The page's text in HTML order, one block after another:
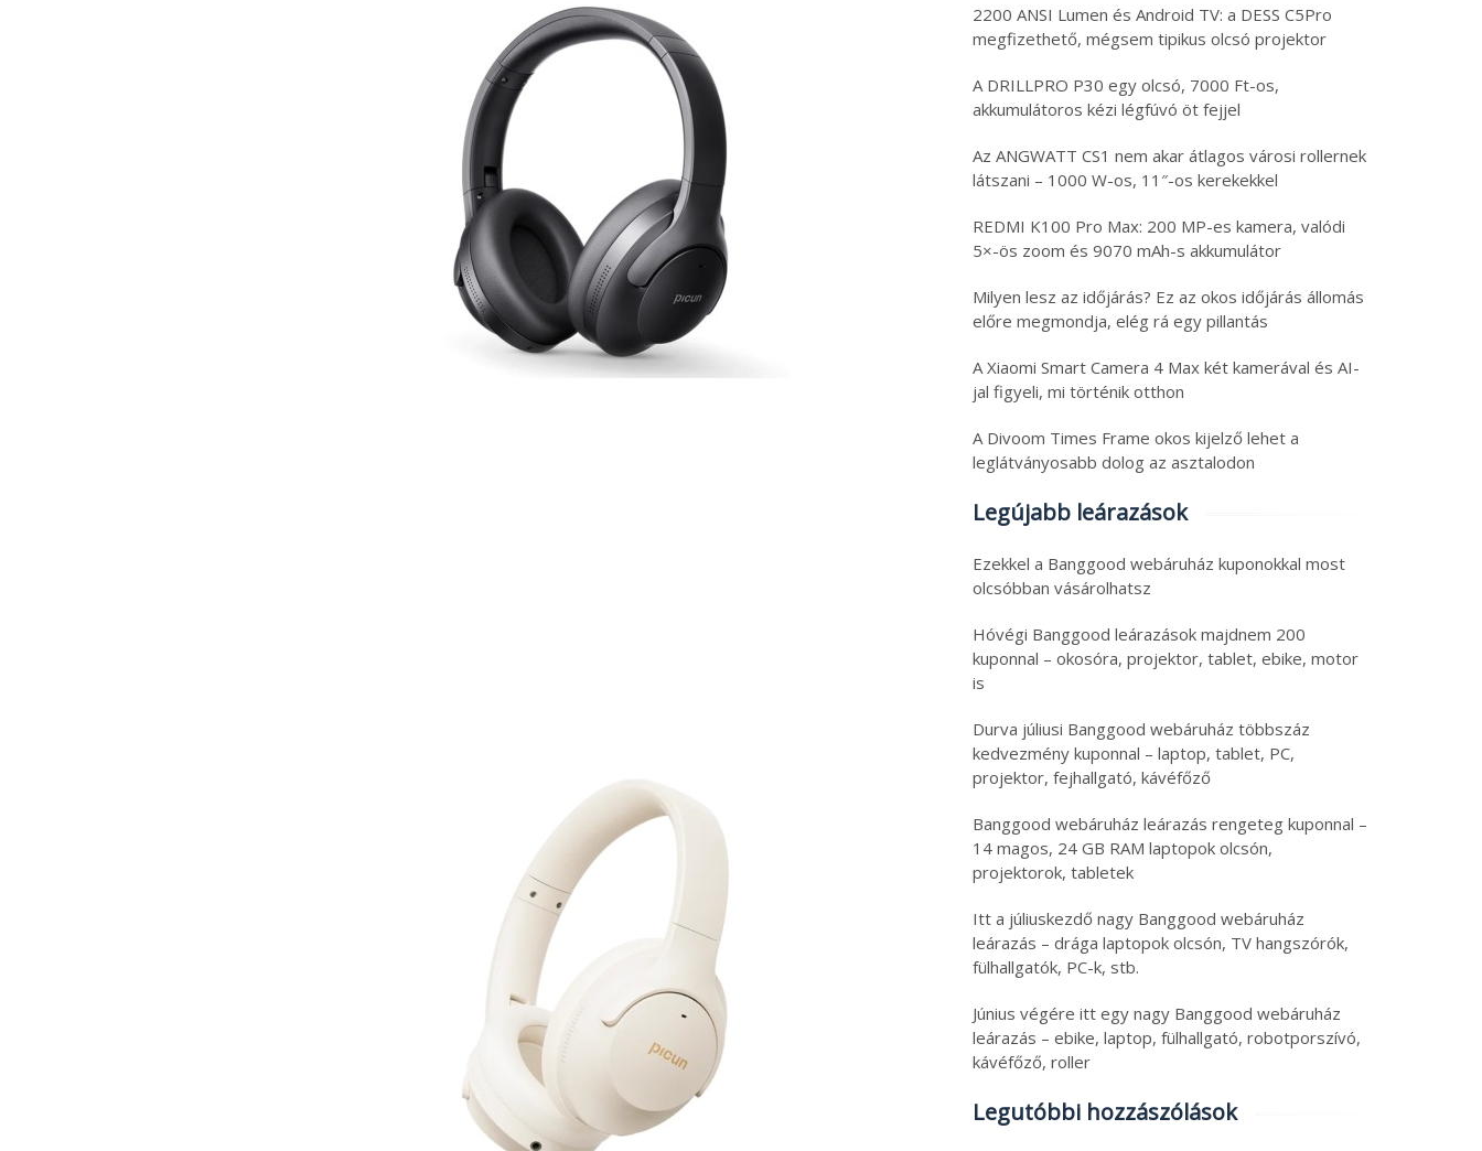
2200 ANSI Lumen és Android TV: a DESS C5Pro
megfizethető, mégsem tipikus olcsó projektor
A DRILLPRO P30 egy olcsó, 7000 Ft-os,
akkumulátoros kézi légfúvó öt fejjel
Az ANGWATT CS1 nem akar átlagos városi rollernek
látszani – 1000 W-os, 11″-os kerekekkel
REDMI K100 Pro Max: 200 MP-es kamera, valódi
5×-ös zoom és 9070 mAh-s akkumulátor
Milyen lesz az időjárás? Ez az okos időjárás állomás
előre megmondja, elég rá egy pillantás
A Xiaomi Smart Camera 4 Max két kamerával és AI-
jal figyeli, mi történik otthon
A Divoom Times Frame okos kijelző lehet a
leglátványosabb dolog az asztalodon
Legújabb leárazások
Ezekkel a Banggood webáruház kuponokkal most
olcsóbban vásárolhatsz
Hóvégi Banggood leárazások majdnem 200
kuponnal – okosóra, projektor, tablet, ebike, motor
is
Durva júliusi Banggood webáruház többszáz
kedvezmény kuponnal – laptop, tablet, PC,
projektor, fejhallgató, kávéfőző
Banggood webáruház leárazás rengeteg kuponnal –
14 magos, 24 GB RAM laptopok olcsón,
projektorok, tabletek
Itt a júliuskezdő nagy Banggood webáruház
leárazás – drága laptopok olcsón, TV hangszórók,
fülhallgatók, PC-k, stb.
Június végére itt egy nagy Banggood webáruház
leárazás – ebike, laptop, fülhallgató, robotporszívó,
kávéfőző, roller
Legutóbbi hozzászólások